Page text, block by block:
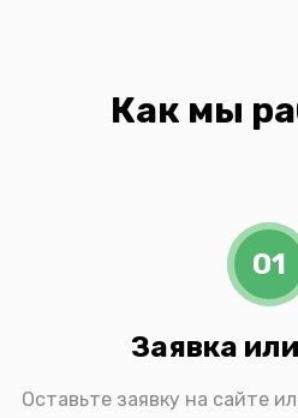
Как мы
01
Заявка
Оставьте заявку на сайте